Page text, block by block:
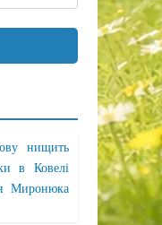
нищить
в Ковелі
Миронюка